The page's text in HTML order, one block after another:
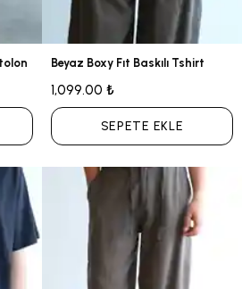
Beyaz Boxy Fıt Baskılı Tshirt
1,099.00 ₺
SEPETE EKLE